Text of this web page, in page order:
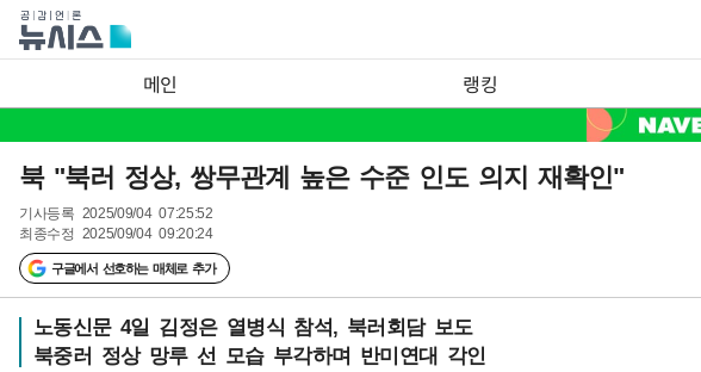
메인 랭킹
북 "북러 정상, 쌍무관계 높은 수준 인도 의지 재확인"
기사등록 2025/09/04 07:25:52
최종수정 2025/09/04 09:20:24
구글에서 선호하는 매체로 추가
노동신문 4일 김정은 열병식 참석, 북러회담 보도
북중러 정상 망루 선 모습 부각하며 반미연대 각인